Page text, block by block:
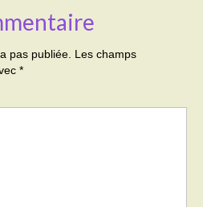
pas publiée. Les champs
*